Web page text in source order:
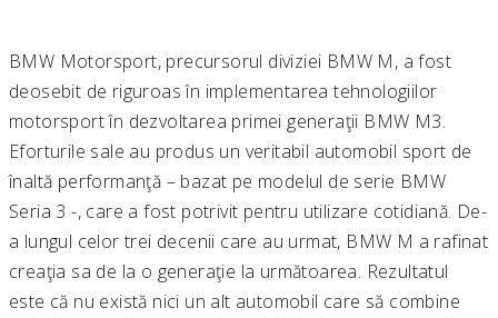
BMW Motorsport, precursorul diviziei BMW M, a fost
deosebit de riguroas în implementarea tehnologiilor
motorsport în dezvoltarea primei generaţii BMW M3.
Eforturile sale au produs un veritabil automobil sport de
înaltă performanţă – bazat pe modelul de serie BMW
Seria 3 -, care a fost potrivit pentru utilizare cotidiană. De-
a lungul celor trei decenii care au urmat, BMW M a rafinat
creaţia sa de la o generaţie la următoarea. Rezultatul
este că nu există nici un alt automobil care să combine